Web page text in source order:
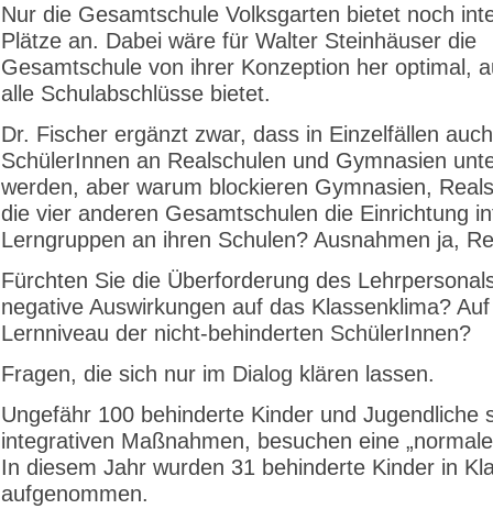
Nur die Gesamtschule Volksgarten bietet noch
Plätze an. Dabei wäre für Walter Steinhäuser die
Gesamtschule von ihrer Konzeption her optimal,
alle Schulabschlüsse bietet.
Dr. Fischer ergänzt zwar, dass in Einzelfällen
SchülerInnen an Realschulen und Gymnasien
werden, aber warum blockieren Gymnasien,
die vier anderen Gesamtschulen die Einrichtung
Lerngruppen an ihren Schulen? Ausnahmen ja,
Fürchten Sie die Überforderung des
negative Auswirkungen auf das Klassenklima?
Lernniveau der nicht-behinderten SchülerInnen?
Fragen, die sich nur im Dialog klären lassen.
Ungefähr 100 behinderte Kinder und Jugendliche
integrativen Maßnahmen, besuchen eine
In diesem Jahr wurden 31 behinderte Kinder in
aufgenommen.